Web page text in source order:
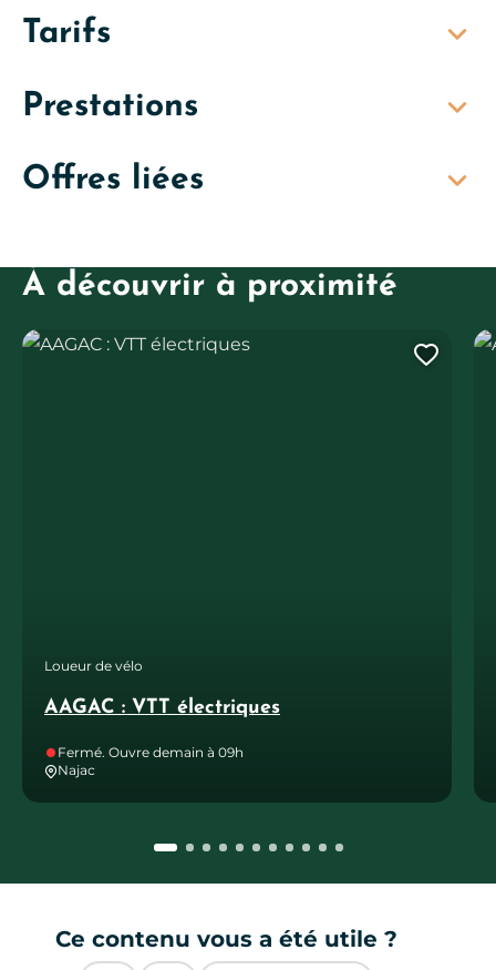
Tarifs
Prestations
Offres liées
À découvrir à proximité
AAGAC : VTT électriques
Loueur de vélo
Fermé. Ouvre demain à 09h
Najac
AAGAC : VTT électriques
Ce contenu vous a été utile ?